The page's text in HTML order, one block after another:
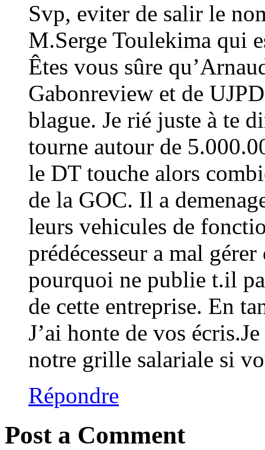
Svp, eviter de salir le
M.Serge Toulekima qui
Êtes vous sûre
Gabonreview et de
blague. Je rié juste à te
tourne autour de
le DT touche alors
de la GOC. Il a
leurs vehicules de
prédécesseur a mal
pourquoi ne publie t.il
de cette entreprise. En
J’ai honte de vos
notre grille salariale si
Répondre
Post a Comment